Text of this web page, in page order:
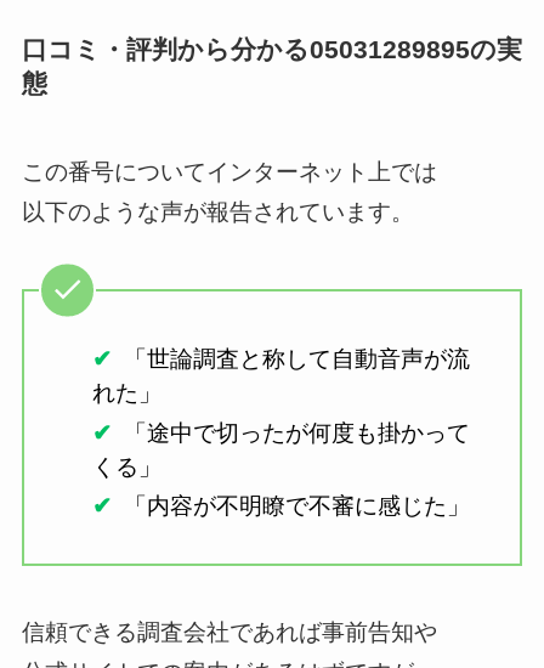
口コミ・評判から分かる05031289895の実
態
この番号についてインターネット上では
以下のような声が報告されています。
「世論調査と称して自動音声が流
れた」
「途中で切ったが何度も掛かって
くる」
「内容が不明瞭で不審に感じた」
信頼できる調査会社であれば事前告知や